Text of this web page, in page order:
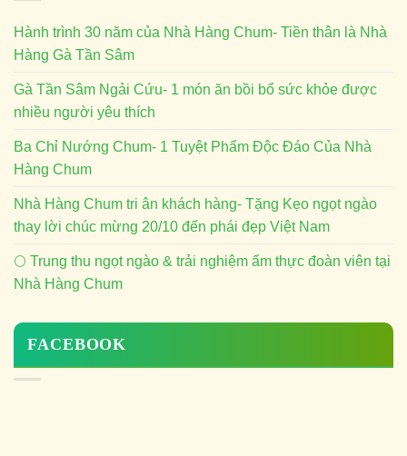
Hành trình 30 năm của Nhà Hàng Chum- Tiền thân là Nhà
Hàng Gà Tần Sâm
Gà Tần Sâm Ngải Cứu- 1 món ăn bồi bổ sức khỏe được
nhiều người yêu thích
Ba Chỉ Nướng Chum- 1 Tuyệt Phẩm Độc Đáo Của Nhà
Hàng Chum
Nhà Hàng Chum tri ân khách hàng- Tặng Kẹo ngọt ngào
thay lời chúc mừng 20/10 đến phái đẹp Việt Nam
🌕 Trung thu ngọt ngào & trải nghiệm ẩm thực đoàn viên tại
Nhà Hàng Chum
FACEBOOK